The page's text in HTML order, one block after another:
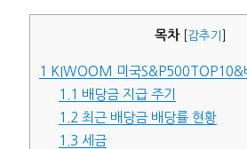
목차 감추기
1
KIWOOM 미국S&P500TOP10&
1.1 배당금 지급 주기
1.2 최근 배당금 배당률 현황
1.3 세금